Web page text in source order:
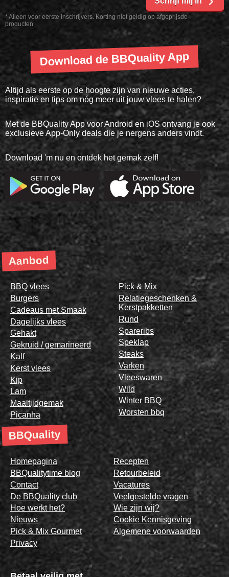
* Alleen voor eerste inschrijvers. Korting niet geldig op afgeprijsde
producten
Download de BBQuality App
Altijd als eerste op de hoogte zijn van nieuwe acties,
inspiratie en tips om nóg meer uit jouw vlees te halen?
Met de BBQuality App voor Android en iOS ontvang je ook
exclusieve App-Only deals die je nergens anders vindt.
Download 'm nu en ontdek het gemak zelf!
Aanbod
BBQ vlees
Burgers
Cadeaus met Smaak
Dagelijks vlees
Gehakt
Gekruid / gemarineerd
Kalf
Kerst vlees
Kip
Lam
Maaltijdgemak
Picanha
Pick & Mix
Relatiegeschenken &
Kerstpakketten
Rund
Spareribs
Speklap
Steaks
Varken
Vleeswaren
Wild
Winter BBQ
Worsten bbq
BBQuality
Homepagina
BBQualitytime blog
Contact
De BBQuality club
Hoe werkt het?
Nieuws
Pick & Mix Gourmet
Privacy
Recepten
Retourbeleid
Vacatures
Veelgestelde vragen
Wie zijn wij?
Cookie Kennisgeving
Algemene voorwaarden